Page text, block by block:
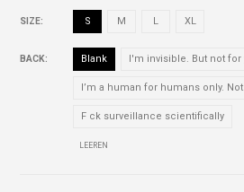
SIZE S M L XL
BACK Blank I'm invisible. But not
I’m a human for humans only.
F ck surveillance scientifically
LEEREN